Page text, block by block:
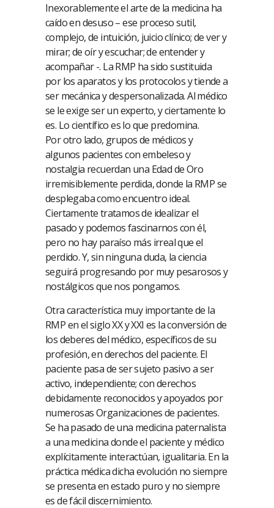
Inexorablemente el arte de la medicina ha
caído en desuso – ese proceso sutil,
complejo, de intuición, juicio clínico; de ver y
mirar; de oír y escuchar; de entender y
acompañar -. La RMP ha sido sustituida
por los aparatos y los protocolos y tiende a
ser mecánica y despersonalizada. Al médico
se le exige ser un experto, y ciertamente lo
es. Lo científico es lo que predomina.
Por otro lado, grupos de médicos y
algunos pacientes con embeleso y
nostalgia recuerdan una Edad de Oro
irremisiblemente perdida, donde la RMP se
desplegaba como encuentro ideal.
Ciertamente tratamos de idealizar el
pasado y podemos fascinarnos con él,
pero no hay paraíso más irreal que el
perdido. Y, sin ninguna duda, la ciencia
seguirá progresando por muy pesarosos y
nostálgicos que nos pongamos.
Otra característica muy importante de la
RMP en el siglo XX y XXI es la conversión de
los deberes del médico, específicos de su
profesión, en derechos del paciente. El
paciente pasa de ser sujeto pasivo a ser
activo, independiente; con derechos
debidamente reconocidos y apoyados por
numerosas Organizaciones de pacientes.
Se ha pasado de una medicina paternalista
a una medicina donde el paciente y médico
explícitamente interactúan, igualitaria. En la
práctica médica dicha evolución no siempre
se presenta en estado puro y no siempre
es de fácil discernimiento.